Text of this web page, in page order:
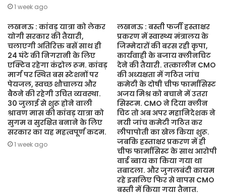
1 week ago
लखनऊ : कांवड़ यात्रा को लेकर
योगी सरकार की तैयारी,
चलाएगी अतिरिक्त बसें साथ ही
24 घंटे की निगरानी के लिए
एक्टिव रहेगा कंट्रोल रूम. कांवड़
मार्ग पर स्थित बस स्टेशनों पर
पेयजल, स्वच्छ शौचालय और
बैठने की रहेगी उचित व्यवस्था.
30 जुलाई से शुरू होने वाली
श्रावण मास की कांवड़ यात्रा को
सुगम व सुरक्षित बनाने के लिए
सरकार का यह महत्वपूर्ण कदम.
1 week ago
लखनऊ : बस्ती फर्जी हस्ताक्षर
प्रकरण में स्वास्थ्य मंत्रालय के
जिम्मेदारों की बरस रही कृपा,
कार्यवाही के बजाय क्लीनचिट
देने की तैयारी. तत्कालीन CMO
की अध्यक्षता में गठित जांच
कमेटी के दोषी चीफ फार्मासिस्ट
अजय मिश्र को बचाने में उतरा
सिस्टम. CMO ने दिया क्लीन
चिट तो अब अपर महानिदेशक ने
नयी जांच कमेटी गठित कर
लीपापोती का खेल किया शुरू.
जबकि हस्ताक्षर प्रकरण में ही
चीफ फार्मासिस्ट के साथ आरोपी
वार्ड ब्वाय का किया गया था
तबादला. और जुगलबंदी कायम
रहे इसलिए फिर से वापस CMO
बस्ती में किया गया तैनात.